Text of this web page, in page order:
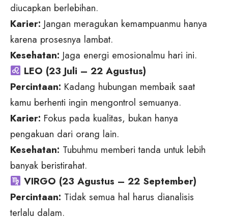
diucapkan berlebihan.
Karier: Jangan meragukan kemampuanmu hanya
karena prosesnya lambat.
Kesehatan: Jaga energi emosionalmu hari ini.
LEO (23 Juli – 22 Agustus)
Percintaan: Kadang hubungan membaik saat
kamu berhenti ingin mengontrol semuanya.
Karier: Fokus pada kualitas, bukan hanya
pengakuan dari orang lain.
Kesehatan: Tubuhmu memberi tanda untuk lebih
banyak beristirahat.
VIRGO (23 Agustus – 22 September)
Percintaan: Tidak semua hal harus dianalisis
terlalu dalam.